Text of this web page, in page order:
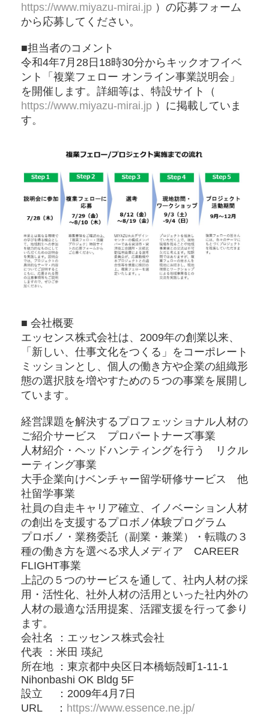
https://www.miyazu-mirai.jp ）の応募フォーム
から応募してください。
■担当者のコメント
令和4年7月28日18時30分からキックオフイベ
ント「複業フェロー オンライン事業説明会」
を開催します。詳細等は、特設サイト（
https://www.miyazu-mirai.jp ）に掲載していま
す。
■ 会社概要
エッセンス株式会社は、2009年の創業以来、
「新しい、仕事文化をつくる」をコーポレート
ミッションとし、個人の働き方や企業の組織形
態の選択肢を増やすための５つの事業を展開し
ています。
経営課題を解決するプロフェッショナル人材の
ご紹介サービス プロパートナーズ事業
人材紹介・ヘッドハンティングを行う リクル
ーティング事業
大手企業向けベンチャー留学研修サービス 他
社留学事業
社員の自走キャリア確立、イノベーション人材
の創出を支援するプロボノ体験プログラム
プロボノ・業務委託（副業・兼業）・転職の３
種の働き方を選べる求人メディア CAREER
FLIGHT事業
上記の５つのサービスを通して、社内人材の採
用・活性化、社外人材の活用といった社内外の
人材の最適な活用提案、活躍支援を行って参り
ます。
会社名 ：エッセンス株式会社
代表 ：⽶⽥ 瑛紀
所在地 ：東京都中央区⽇本橋蛎殻町1-11-1
Nihonbashi OK Bldg 5F
設立 ：2009年4⽉7⽇
URL ： https://www.essence.ne.jp/